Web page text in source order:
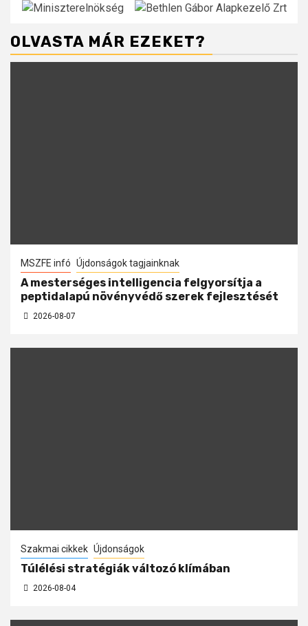
OLVASTA MÁR EZEKET?
MSZFE infó Újdonságok tagjainknak
A mesterséges intelligencia felgyorsítja a
peptidalapú növényvédő szerek fejlesztését
2026-08-07
Szakmai cikkek Újdonságok
Túlélési stratégiák változó klímában
2026-08-04